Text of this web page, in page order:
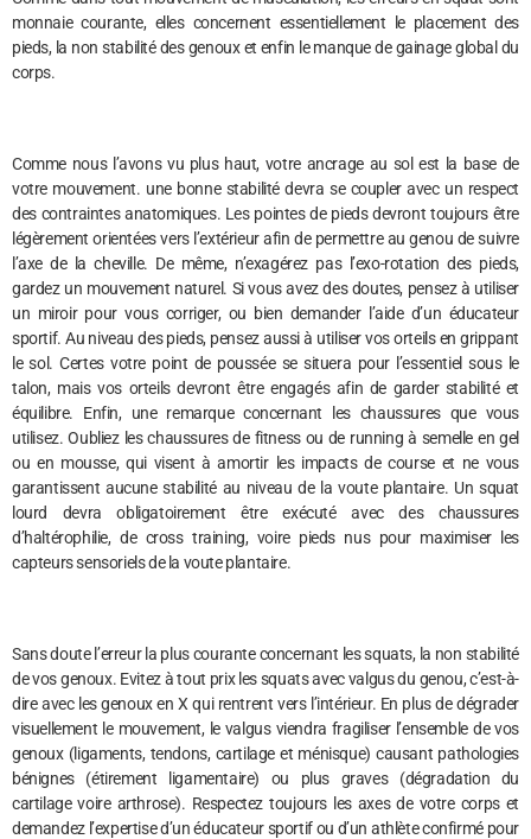
monnaie courante, elles concernent essentiellement le placement des
pieds, la non stabilité des genoux et enfin le manque de gainage global du
corps.
Comme nous l’avons vu plus haut, votre ancrage au sol est la base de
votre mouvement. une bonne stabilité devra se coupler avec un respect
des contraintes anatomiques. Les pointes de pieds devront toujours être
légèrement orientées vers l’extérieur afin de permettre au genou de suivre
l’axe de la cheville. De même, n’exagérez pas l’exo-rotation des pieds,
gardez un mouvement naturel. Si vous avez des doutes, pensez à utiliser
un miroir pour vous corriger, ou bien demander l’aide d’un éducateur
sportif. Au niveau des pieds, pensez aussi à utiliser vos orteils en grippant
le sol. Certes votre point de poussée se situera pour l’essentiel sous le
talon, mais vos orteils devront être engagés afin de garder stabilité et
équilibre. Enfin, une remarque concernant les chaussures que vous
utilisez. Oubliez les chaussures de fitness ou de running à semelle en gel
ou en mousse, qui visent à amortir les impacts de course et ne vous
garantissent aucune stabilité au niveau de la voute plantaire. Un squat
lourd devra obligatoirement être exécuté avec des chaussures
d’haltérophilie, de cross training, voire pieds nus pour maximiser les
capteurs sensoriels de la voute plantaire.
Sans doute l’erreur la plus courante concernant les squats, la non stabilité
de vos genoux. Evitez à tout prix les squats avec valgus du genou, c’est-à-
dire avec les genoux en X qui rentrent vers l’intérieur. En plus de dégrader
visuellement le mouvement, le valgus viendra fragiliser l’ensemble de vos
genoux (ligaments, tendons, cartilage et ménisque) causant pathologies
bénignes (étirement ligamentaire) ou plus graves (dégradation du
cartilage voire arthrose). Respectez toujours les axes de votre corps et
demandez l’expertise d’un éducateur sportif ou d’un athlète confirmé pour